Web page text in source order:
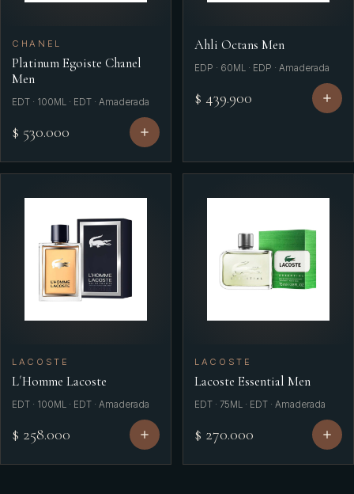
CHANEL
Platinum Egoiste Chanel
Men
EDT · 100ML · EDT · Amaderada
$ 530.000
Ahli Octans Men
EDP · 60ML · EDP · Amaderada
$ 439.900
LACOSTE
L´Homme Lacoste
EDT · 100ML · EDT · Amaderada
$ 258.000
LACOSTE
Lacoste Essential Men
EDT · 75ML · EDT · Amaderada
$ 270.000